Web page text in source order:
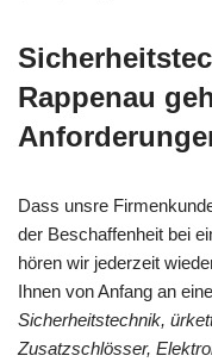
Rappenau
Dass unsre
der Beschaffenheit bei
hören wir jederzeit
Ihnen von Anfang an
Sicherheitstechnik,
Zusatzschlösser,